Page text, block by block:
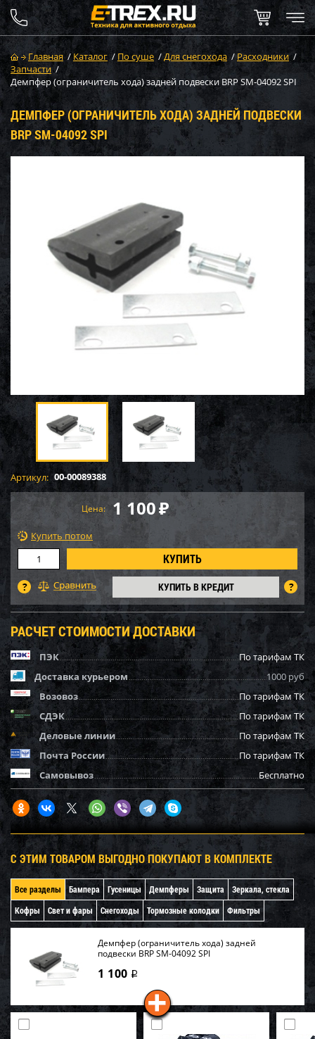
Главная / Каталог / По суше /Для снегохода /Расходники /
Запчасти /
Демпфер (ограничитель хода) задней подвески BRP SM-04092 SPI
ДЕМПФЕР (ОГРАНИЧИТЕЛЬ ХОДА) ЗАДНЕЙ ПОДВЕСКИ
BRP SM-04092 SPI
Артикул: 00-00089388
Цена: 1 100₽
Купить потом
КУПИТЬ В КРЕДИТ
РАСЧЕТ СТОИМОСТИ ДОСТАВКИ
ПЭК
По тарифам ТК
Доставка курьером
1000 руб
Возовоз
По тарифам ТК
СДЭК
По тарифам ТК
Деловые линии
По тарифам ТК
Почта России
По тарифам ТК
Самовывоз
Бесплатно
С ЭТИМ ТОВАРОМ ВЫГОДНО ПОКУПАЮТ В КОМПЛЕКТЕ
Все разделы Бампера Гусеницы Демпферы Защита
Зеркала, стекла
Кофры
Свет и фары Снегоходы Тормозные колодки Фильтры
Демпфер (ограничитель хода) задней
подвески BRP SM-04092 SPI
1 100 i